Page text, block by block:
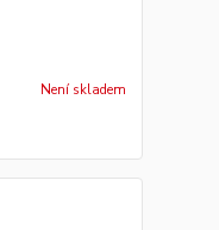
Není skladem